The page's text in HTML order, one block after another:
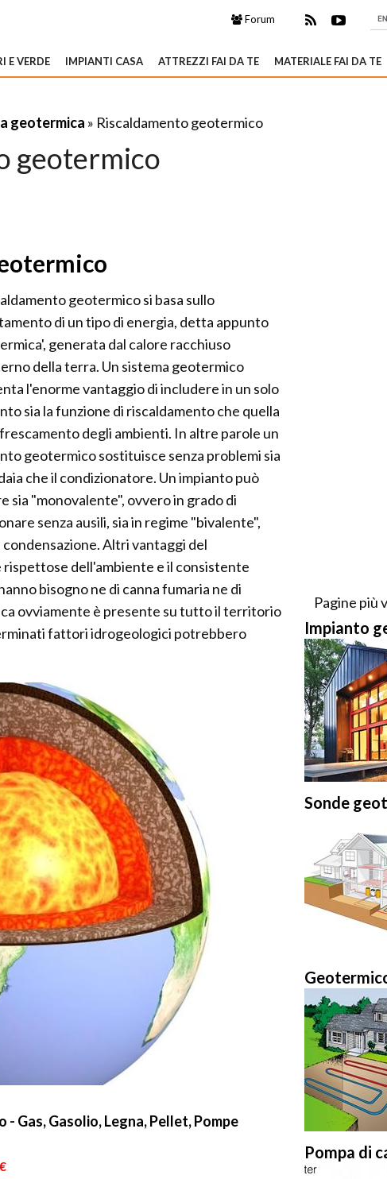
Forum
E VERDE IMPIANTI CASA ATTREZZI FAI DA TE MATERIALE FAI DA TE
geotermica » Riscaldamento geotermico
geotermico
geotermico si basa sullo
di un tipo di energia, detta appunto
generata dal calore racchiuso
della terra. Un sistema geotermico
l'enorme vantaggio di includere in un solo
sia la funzione di riscaldamento che quella
degli ambienti. In altre parole un
geotermico sostituisce senza problemi sia
che il condizionatore. Un impianto può
sia "monovalente", ovvero in grado di
senza ausili, sia in regime "bivalente",
Altri vantaggi del
dell'ambiente e il consistente
bisogno ne di canna fumaria ne di
ovviamente è presente su tutto il territorio
fattori idrogeologici potrebbero
Gas, Gasolio, Legna, Pellet, Pompe
Pagine più
Impianto
Sonde
Pompa di